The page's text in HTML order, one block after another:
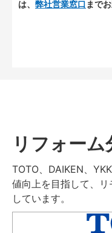
は、 弊社営業窓口 まで
リフォー
TOTO、DAIKEN、
値向上を目指して、
しています。